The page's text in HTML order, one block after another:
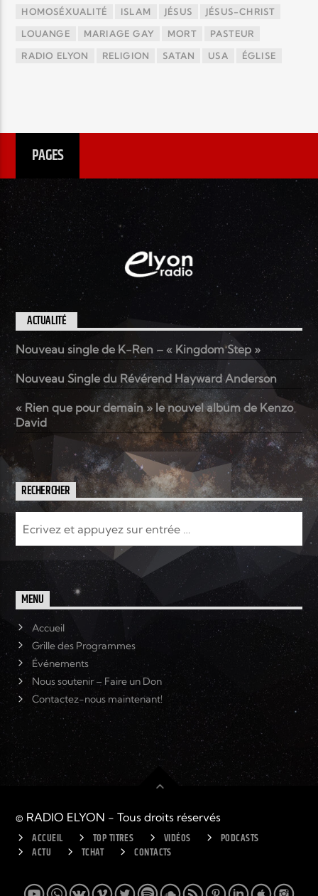
HOMOSÉXUALITÉ ISLAM JÉSUS JÉSUS-CHRIST
LOUANGE MARIAGE GAY MORT PASTEUR
RADIO ELYON RELIGION SATAN USA ÉGLISE
PAGES
ACTUALITÉ
Nouveau single de K-Ren – « Kingdom Step »
Nouveau Single du Révérend Hayward Anderson
« Rien que pour demain » le nouvel album de Kenzo
David
RECHERCHER
MENU
Accueil
Grille des Programmes
Événements
Nous soutenir – Faire un Don
Contactez-nous maintenant!
© RADIO ELYON - Tous droits réservés
ACCUEIL TOP TITRES VIDÉOS
PODCASTS
ACTU
TCHAT CONTACTS